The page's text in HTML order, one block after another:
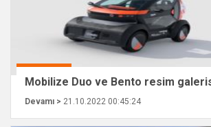
Mobilize Duo ve Bento resim
Devamı > 21.10.2022 00:45:24